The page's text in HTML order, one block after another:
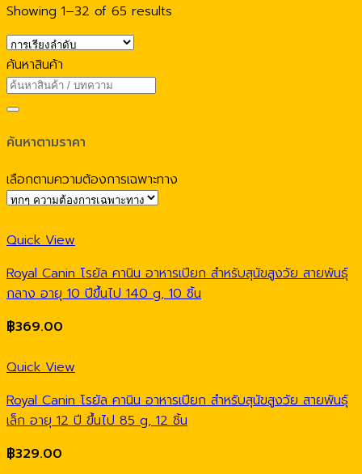
Showing 1–32 of 65 results
ค้นหาสินค้า
ค้นหาตามราคา
เลือกตามความต้องการเฉพาะทาง
Quick View
Royal Canin โรยัล คานิน อาหารเปียก สำหรับสุนัขสูงวัย สายพันธุ์
กลาง อายุ 10 ปีขึ้นไป 140 g, 10 ชิ้น
฿369.00
Quick View
Royal Canin โรยัล คานิน อาหารเปียก สำหรับสุนัขสูงวัย สายพันธุ์
เล็ก อายุ 12 ปี ขึ้นไป 85 g, 12 ชิ้น
฿329.00